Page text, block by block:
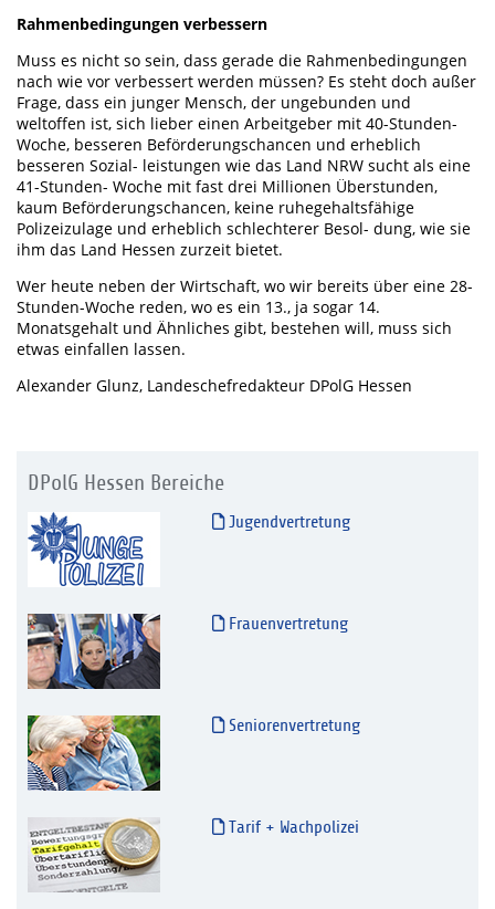
Rahmenbedingungen verbessern
Muss es nicht so sein, dass gerade die Rahmenbedingungen
nach wie vor verbessert werden müssen? Es steht doch außer
Frage, dass ein junger Mensch, der ungebunden und
weltoffen ist, sich lieber einen Arbeitgeber mit 40-Stunden-
Woche, besseren Beförderungschancen und erheblich
besseren Sozial- leistungen wie das Land NRW sucht als eine
41-Stunden- Woche mit fast drei Millionen Überstunden,
kaum Beförderungschancen, keine ruhegehaltsfähige
Polizeizulage und erheblich schlechterer Besol- dung, wie sie
ihm das Land Hessen zurzeit bietet.
Wer heute neben der Wirtschaft, wo wir bereits über eine 28-
Stunden-Woche reden, wo es ein 13., ja sogar 14.
Monatsgehalt und Ähnliches gibt, bestehen will, muss sich
etwas einfallen lassen.
Alexander Glunz, Landeschefredakteur DPolG Hessen
DPolG Hessen Bereiche
Jugendvertretung
Frauenvertretung
Seniorenvertretung
Tarif + Wachpolizei